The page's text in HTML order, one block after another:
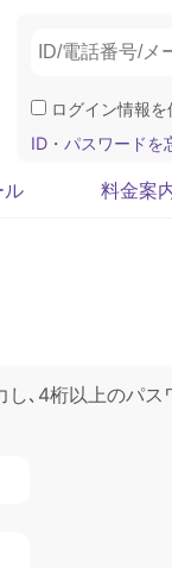
ログイン情報を
ID・パスワードを
ル 料金案
､4桁以上のパス